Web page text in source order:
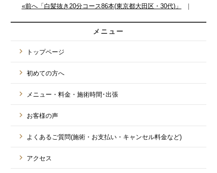
«前へ「白髪抜き20分コース86本(東京都大田区・30代)」 ｜
メニュー
トップページ
初めての方へ
メニュー・料金・施術時間･出張
お客様の声
よくあるご質問(施術・お支払い・キャンセル料金など)
アクセス